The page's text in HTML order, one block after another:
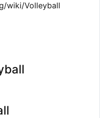
wiki/Volleyball